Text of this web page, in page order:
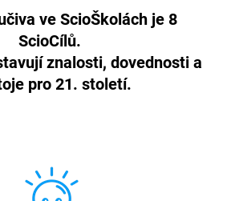
ve ScioŠkolách je 8
ScioCílů.
znalosti, dovednosti a
pro 21. století.